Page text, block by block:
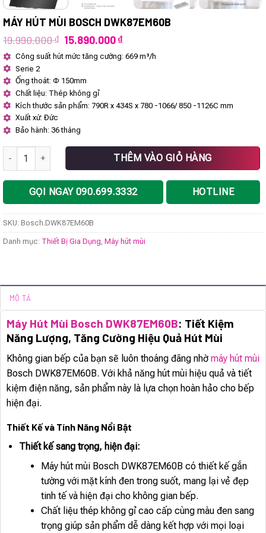
MÁY HÚT MÙI BOSCH DWK87EM60B
19.990.000₫ Giá
gốc
là:
15.890.000₫Giá
tại
Công suất hút mức tăng cường: 669 m³/h
Serie 2
Ống thoát: Φ 150mm
Chất liệu: Thép không gỉ
Kích thước sản phẩm: 790R x 434S x 780 -1066/ 850 -1126C mm
Xuất xứ: Đức
Bảo hành: 36 tháng
Máy Hút Mùi Bosch DWK87EM60B số lượng
THÊM VÀO GIỎ HÀNG
GỌI NGAY 090.699.3332 HOTLINE
SKU: Bosch.DWK87EM60B
Danh mục: Thiết Bị Gia Dụng Máy hút mùi
MÔ TẢ
Máy Hút Mùi Bosch DWK87EM60B: Tiết Kiệm
Năng Lượng, Tăng Cường Hiệu Quả Hút Mùi
Không gian bếp của bạn sẽ luôn thoáng đãng nhờ máy hút mùi
Bosch DWK87EM60B. Với khả năng hút mùi hiệu quả và tiết
kiệm điện năng, sản phẩm này là lựa chọn hoàn hảo cho bếp
hiện đại.
Thiết Kế và Tính Năng Nổi Bật
Thiết kế sang trọng, hiện đại:
Máy hút mùi Bosch DWK87EM60B có thiết kế gắn
tường với mặt kính đen trong suốt, mang lại vẻ đẹp
tinh tế và hiện đại cho không gian bếp.
Chất liệu thép không gỉ cao cấp cùng màu đen sang
trọng giúp sản phẩm dễ dàng kết hợp với mọi loại